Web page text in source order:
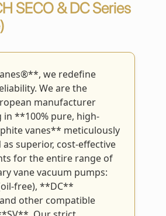
SECO & DC Series
we redefine
We are the
manufacturer
in **100% pure, high-
vanes** meticulously
superior, cost-effective
for the entire range of
vane vacuum pumps:
free), **DC**
other compatible